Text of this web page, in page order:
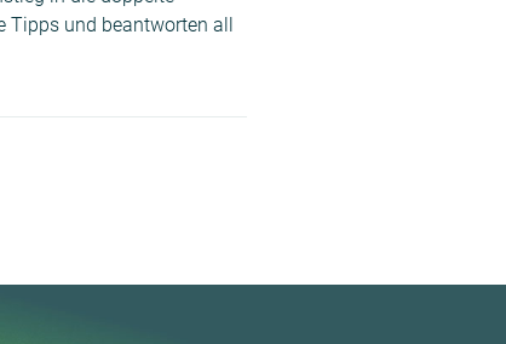
Tipps und beantworten all